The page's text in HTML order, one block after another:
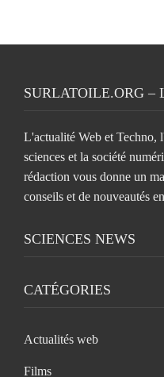
SURLATOILE.ORG –
L'actualité Web et Techno,
sciences et la société
rédaction vous donne un
conseils et de nouveautés
SCIENCES NEWS
CATÉGORIES
Actualités web
Films